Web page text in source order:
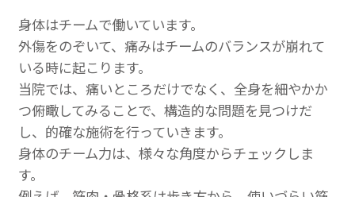
身体はチームで働いています。
外傷をのぞいて、痛みはチームのバランスが崩れて
いる時に起こります。
当院では、痛いところだけでなく、全身を細やかか
つ俯瞰してみることで、構造的な問題を見つけだ
し、的確な施術を行っていきます。
身体のチーム力は、様々な角度からチェックしま
す。